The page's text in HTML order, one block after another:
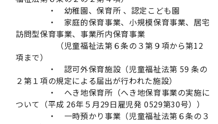
・ 幼稚園、保育所 、認定こども園
・ 家庭的保育事業、小規模保育事業、居宅
訪問型保育事業、事業所内保育事業
（児童福祉法第６条の３第９項から第12
項まで）
・ 認可外保育施設（児童福祉法第 59 条の
２第１項の規定による届出が行われた施設）
・ へき地保育所（へき地保育事業の実施に
ついて（平成 26年５月29日雇児発 0529第30号））
・ 一時預かり事業（児童福祉法第６条の３